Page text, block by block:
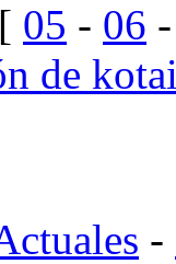
[ 05 - 06
de
-